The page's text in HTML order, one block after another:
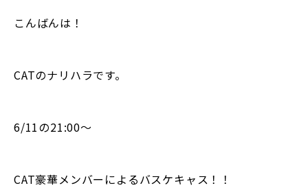
こんばんは！
CATのナリハラです。
6/11の21:00〜
CAT豪華メンバーによるバスケキャス！！